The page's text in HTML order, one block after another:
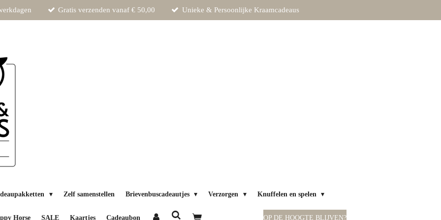
Gratis verzenden vanaf € 50,00 Unieke & Persoonlijke Kraamcadeaus
Zelf samenstellen Brievenbuscadeautjes Verzorgen Knuffelen en spelen
Horse SALE Kaartjes Cadeaubon OP DE HOOGTE BLIJVEN?